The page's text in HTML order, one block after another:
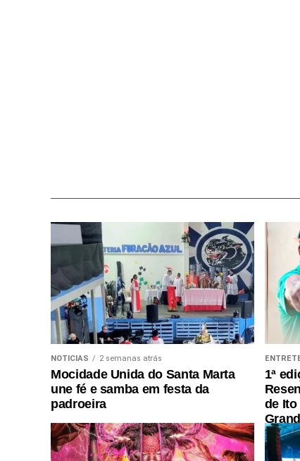
NOTICIAS 2 semanas atrás
Mocidade Unida do Santa Marta
une fé e samba em festa da
padroeira
1ª
de Ito